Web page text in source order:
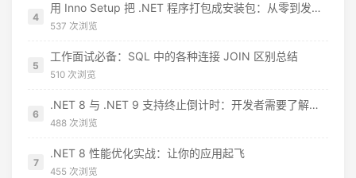
4
用 Inno Setup 把 .NET 程序打包成安装包：从零到发布的完整指南
537 次浏览
5
工作面试必备：SQL 中的各种连接 JOIN 区别总结
510 次浏览
6
.NET 8 与 .NET 9 支持终止倒计时：开发者需要了解什么
488 次浏览
7
.NET 8 性能优化实战：让你的应用起飞
455 次浏览